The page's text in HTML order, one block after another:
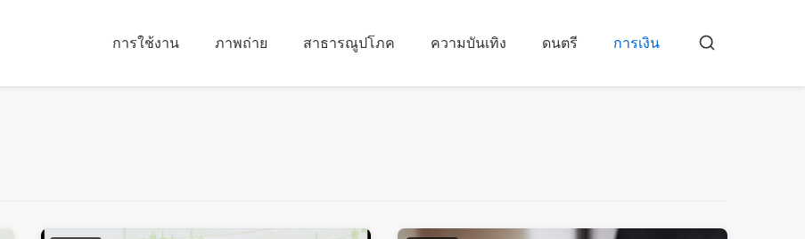
การใช้งาน ภาพถ่าย สาธารณูปโภค ความบันเทิง ดนตรี การเงิน
บัส